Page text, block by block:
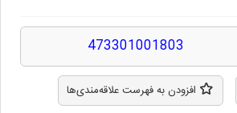
473301001803
افزودن به فهرست علاقه‌مندی‌ها